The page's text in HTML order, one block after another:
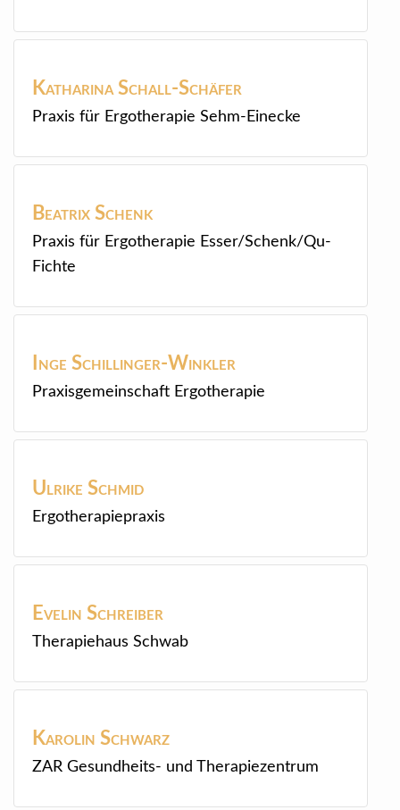
Katharina Schall-Schäfer
Praxis für Ergotherapie Sehm-Einecke
Beatrix Schenk
Praxis für Ergotherapie Esser/Schenk/Qu-
Fichte
Inge Schillinger-Winkler
Praxisgemeinschaft Ergotherapie
Ulrike Schmid
Ergotherapiepraxis
Evelin Schreiber
Therapiehaus Schwab
Karolin Schwarz
ZAR Gesundheits- und Therapiezentrum